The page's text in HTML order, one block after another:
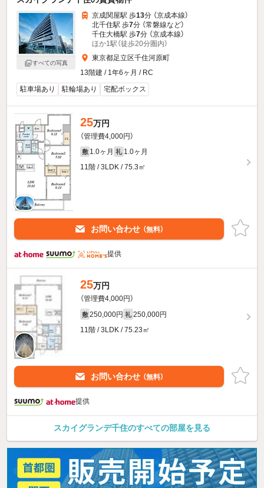
すべての写真
京成関屋駅 歩13分 （京成本線）
北千住駅 歩7分 （常磐線など）
千住大橋駅 歩7分 （京成本線）
ほか1駅（徒歩20分圏内）
東京都足立区千住河原町
13階建 / 1年6ヶ月 / RC
駐車場あり
駐輪場あり 宅配ボックス
25万円
（管理費4,000円）
敷 1.0ヶ月 礼 1.0ヶ月
11階 / 3LDK / 75.3㎡
お問い合わせ （無料）
提供
25万円
（管理費4,000円）
敷 250,000円 礼 250,000円
11階 / 3LDK / 75.23㎡
お問い合わせ （無料）
提供
スカイグランデ千住のすべての部屋を見る